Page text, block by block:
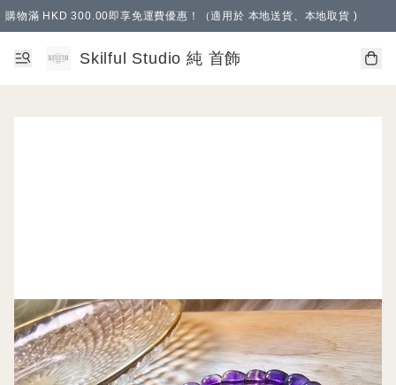
購物滿 HKD 300.00即享免運費優惠！（適用於 本地送貨、本地取貨 )
Skilful Studio 純 首飾